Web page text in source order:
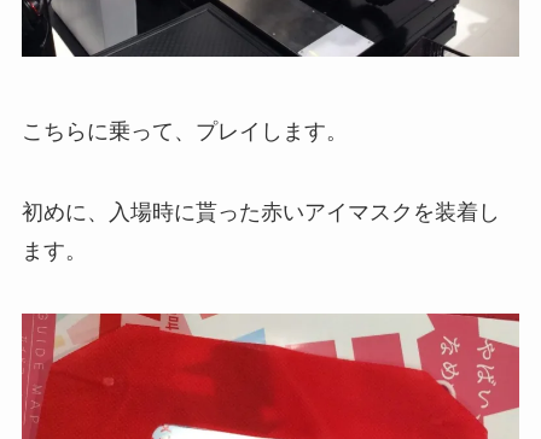
こちらに乗って、プレイします。
初めに、入場時に貰った赤いアイマスクを装着し
ます。